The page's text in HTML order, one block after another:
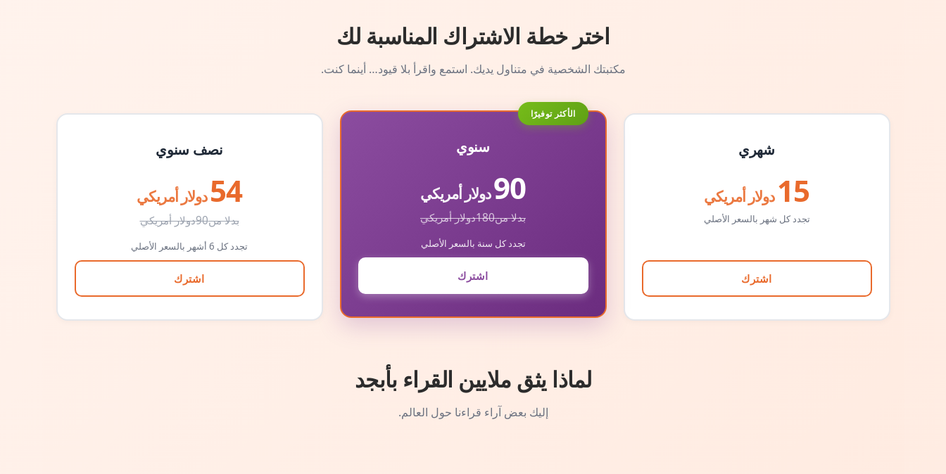
اختر خطة الاشتراك المناسبة لك
مكتبتك الشخصية في متناول يديك. استمع واقرأ بلا قيود… أينما كنت.
شهري
15 دولار أمريكي
تجدد كل شهر بالسعر الأصلي
اشترك
الأكثر توفيرًا
سنوي
90دولار أمريكي
بدلا من180دولار أمريكي
تجدد كل سنة بالسعر الأصلي
اشترك
نصف سنوي
54 دولار أمريكي
بدلا من90دولار أمريكي
تجدد كل 6 أشهر بالسعر الأصلي
اشترك
لماذا يثق ملايين القراء بأبجد
إليك بعض آراء قراءنا حول العالم.